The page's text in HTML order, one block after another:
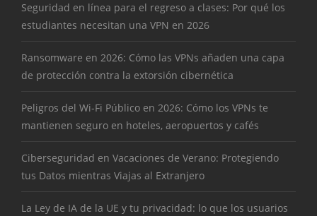
Seguridad en línea para el regreso a clases: Por qué los
estudiantes necesitan una VPN en 2026
Ransomware en 2026: Cómo las VPNs añaden una capa
de protección contra la extorsión cibernética
Peligros del Wi-Fi Público en 2026: Cómo los VPNs te
mantienen seguro en hoteles, aeropuertos y cafés
Ciberseguridad en Vacaciones de Verano: Protegiendo
tus Datos mientras Viajas al Extranjero
La Ley de IA de la UE y tu privacidad: lo que los usuarios